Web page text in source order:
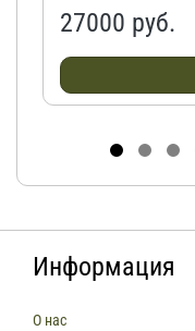
27000 руб.
Информация
О нас